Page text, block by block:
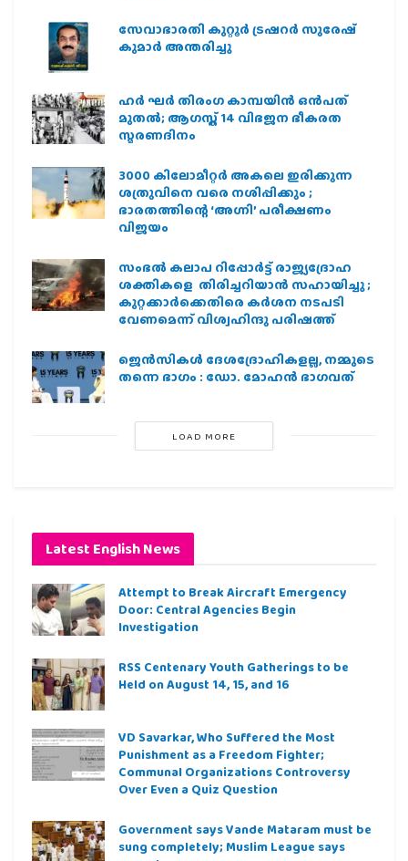
സേവാഭാരതി കുറ്റൂർ ട്രഷറർ സുരേഷ്
കുമാർ അന്തരിച്ചു
ഹര്‍ ഘര്‍ തിരംഗ കാമ്പയിന്‍ ഒന്‍പത്
മുതല്‍; ആഗസ്ത് 14 വിഭജന ഭീകരത
സ്മരണദിനം
3000 കിലോമീറ്റർ അകലെ ഇരിക്കുന്ന
ശത്രുവിനെ വരെ നശിപ്പിക്കും ;
ഭാരതത്തിന്റെ ‘അഗ്നി’ പരീക്ഷണം
വിജയം
സംഭൽ കലാപ റിപ്പോർട്ട് രാജ്യദ്രോഹ
ശക്തികളെ തിരിച്ചറിയാൻ സഹായിച്ചു ;
കുറ്റക്കാർക്കെതിരെ കർശന നടപടി
വേണമെന്ന് വിശ്വഹിന്ദു പരിഷത്ത്
ജെന്‍സികള്‍ ദേശദ്രോഹികളല്ല, നമ്മുടെ
തന്നെ ഭാഗം : ഡോ. മോഹന്‍ ഭാഗവത്
LOAD MORE
Latest English News
Attempt to Break Aircraft Emergency
Door: Central Agencies Begin
Investigation
RSS Centenary Youth Gatherings to be
Held on August 14, 15, and 16
VD Savarkar, Who Suffered the Most
Punishment as a Freedom Fighter;
Communal Organizations Controversy
Over Even a Quiz Question
Government says Vande Mataram must be
sung completely; Muslim League says